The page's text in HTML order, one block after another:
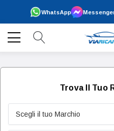
WhatsApp
Trova Il Tuo